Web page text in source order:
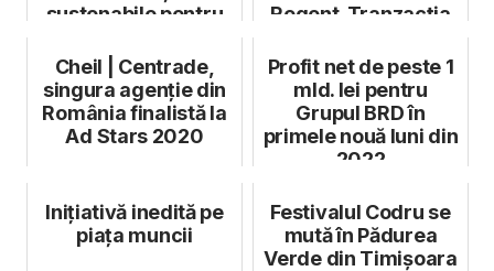
sustenabile pentru
Regent. Tranzacția
Cheil | Centrade,
singura agenție din
România finalistă la
Ad Stars 2020
Profit net de peste 1
mld. lei pentru
Grupul BRD în
primele nouă luni din
2022
Inițiativă inedită pe
piața muncii
Festivalul Codru se
mută în Pădurea
Verde din Timișoara